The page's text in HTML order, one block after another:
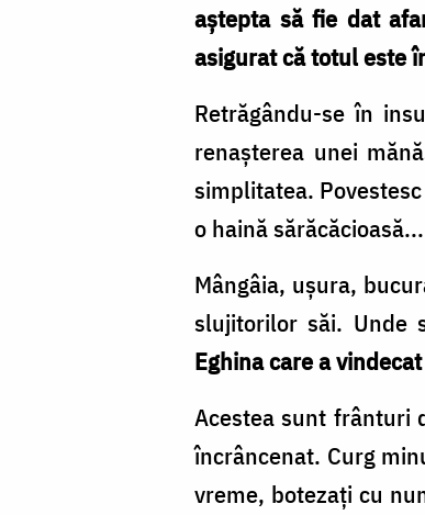
aștepta să fie dat
asigurat că totul este
Retrăgându-se în
renașterea unei
simplitatea.
o haină sărăcăcioasă...
Mângâia, ușura,
slujitorilor săi. Unde
Eghina care a
Acestea sunt frânturi
încrâncenat. Curg
vreme, botezați cu